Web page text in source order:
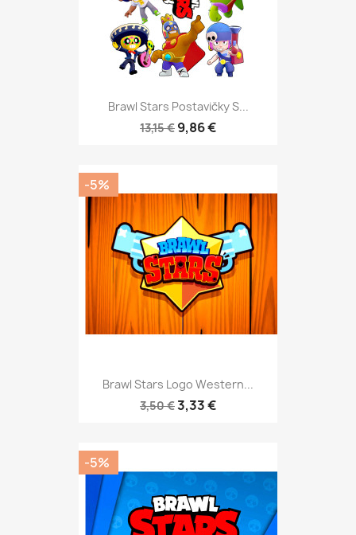
Brawl Stars Postavičky S...
13,15 € 9,86 €
Brawl Stars Logo Western...
3,50 €3,33 €
-5%
-5%